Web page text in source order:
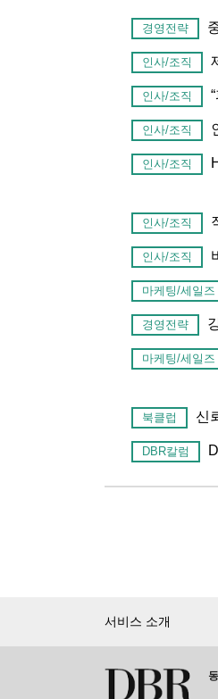
경영전략
인사/조직
인사/조직
인사/조직
인사/조직
인사/조직
인사/조직
마케팅/세일즈
경영전략
마케팅/세일즈
북클럽 신
DBR칼럼
서비스 소개